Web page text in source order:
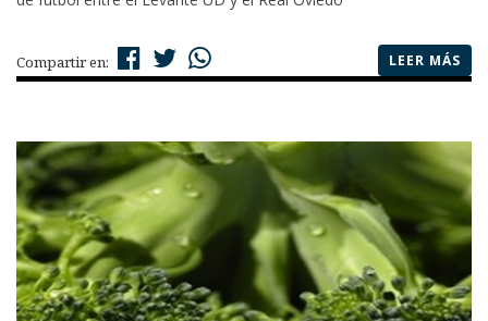
Compartir en: LEER MÁS